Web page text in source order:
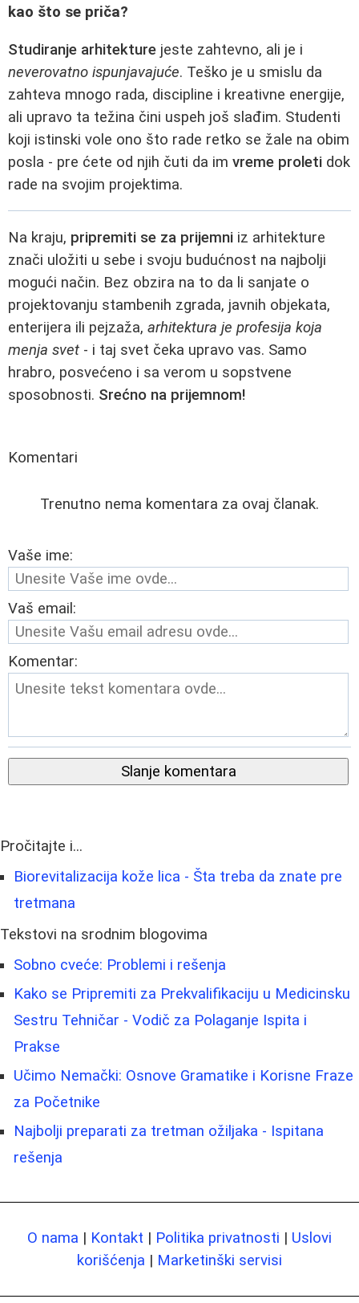
kao što se priča?
Studiranje arhitekture jeste zahtevno, ali je i
neverovatno ispunjavajuće. Teško je u smislu da
zahteva mnogo rada, discipline i kreativne energije,
ali upravo ta težina čini uspeh još slađim. Studenti
koji istinski vole ono što rade retko se žale na obim
posla - pre ćete od njih čuti da im vreme proleti dok
rade na svojim projektima.
Na kraju, pripremiti se za prijemni iz arhitekture
znači uložiti u sebe i svoju budućnost na najbolji
mogući način. Bez obzira na to da li sanjate o
projektovanju stambenih zgrada, javnih objekata,
enterijera ili pejzaža, arhitektura je profesija koja
menja svet - i taj svet čeka upravo vas. Samo
hrabro, posvećeno i sa verom u sopstvene
sposobnosti. Srećno na prijemnom!
Komentari
Trenutno nema komentara za ovaj članak.
Vaše ime:
Vaš email:
Komentar:
Slanje komentara
Pročitajte i...
Biorevitalizacija kože lica - Šta treba da znate pre
tretmana
Tekstovi na srodnim blogovima
Sobno cveće: Problemi i rešenja
Kako se Pripremiti za Prekvalifikaciju u Medicinsku
Sestru Tehničar - Vodič za Polaganje Ispita i
Prakse
Učimo Nemački: Osnove Gramatike i Korisne Fraze
za Početnike
Najbolji preparati za tretman ožiljaka - Ispitana
rešenja
O nama | Kontakt | Politika privatnosti | Uslovi
korišćenja | Marketinški servisi